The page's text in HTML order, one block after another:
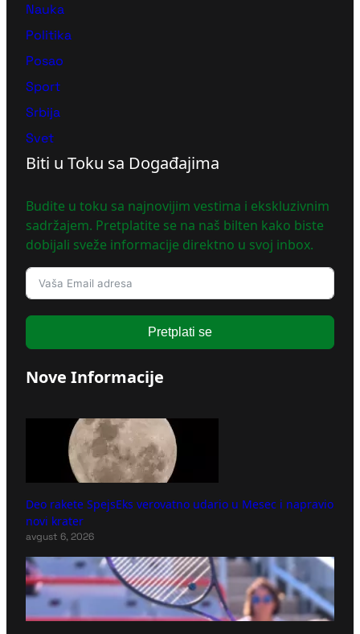
Nauka
Politika
Posao
Sport
Srbija
Svet
Biti u Toku sa Događajima
Budite u toku sa najnovijim vestima i ekskluzivnim
sadržajem. Pretplatite se na naš bilten kako biste
dobijali sveže informacije direktno u svoj inbox.
Pretplati se
Nove Informacije
Deo rakete SpejsEks verovatno udario u Mesec i napravio
novi krater
avgust 6, 2026